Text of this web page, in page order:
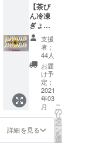
（１人
前７個
入りx
２） ・
お礼の
メール
【茶び
ん冷凍
ぎょう
ざ〜応
援お試
しコー
ス】 ・
茶びん
の冷凍
餃子４
人分を
お送り
しま
す。
（１人
支援
者：
44人
お届
け予
定：
2021
年03
月
詳細を見る
こ
の
リ
タ
ー
ン
を
選